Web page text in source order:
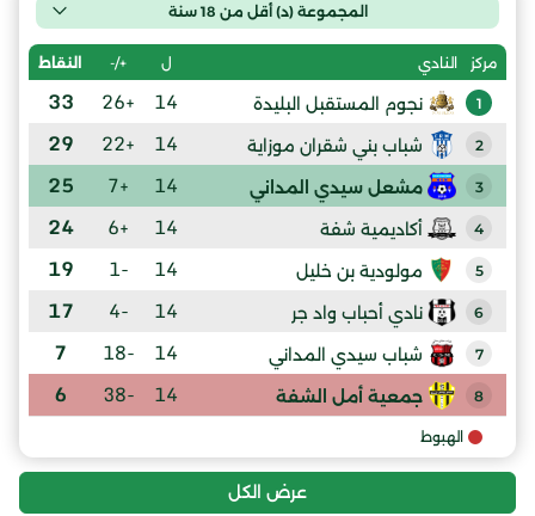
المجموعة (د) أقل من 18 سنة
مركز النادي ل +/- النقاط
1 نجوم المستقبل البليدة 14
+26
33
2 شباب بني شقران موزاية 14
+22
29
3 مشعل سيدي المداني 14
+7
25
4 أكاديمية شفة 14
+6
24
5 مولودية بن خليل 14
-1
19
6 نادي أحباب واد جر 14
-4
17
7 شباب سيدي المداني 14
-18
7
8 جمعية أمل الشفة 14
-38
6
الهبوط
عرض الكل